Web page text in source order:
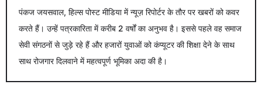
पंकज जयसवाल, हिल्स पोस्ट मीडिया में न्यूज़ रिपोर्टर के तौर पर खबरों को कवर
करते हैं। उन्हें पत्रकारिता में करीब 2 वर्षों का अनुभव है। इससे पहले वह समाज
सेवी संगठनों से जुड़े रहे हैं और हजारों युवाओं को कंप्यूटर की शिक्षा देने के साथ
साथ रोजगार दिलवाने में महत्वपूर्ण भूमिका अदा की है।